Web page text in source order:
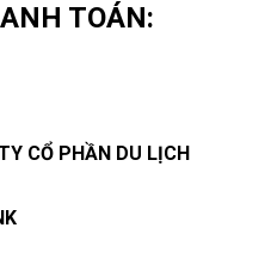
TOÁN:
CỔ PHẦN DU LỊCH